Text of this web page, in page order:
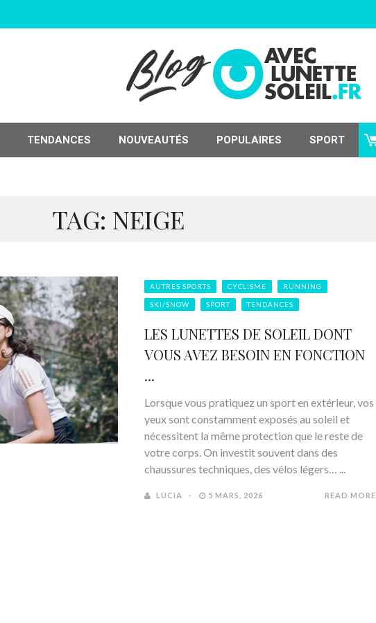
TENDANCES NOUVEAUTÉS POPULAIRES SPORT
TAG: NEIGE
AUTRES SPORTS CYCLISME RUNNING
SKI/SNOW SPORT TENDANCES
LES LUNETTES DE SOLEIL DONT
VOUS AVEZ BESOIN EN FONCTION
...
Lorsque vous pratiquez un sport en extérieur, vos
yeux sont constamment exposés au soleil et
nécessitent la même protection que le reste de
votre corps. On investit souvent dans des
chaussures techniques, des vélos légers… ...
LUCIA 5 MARS, 2026 READ MORE